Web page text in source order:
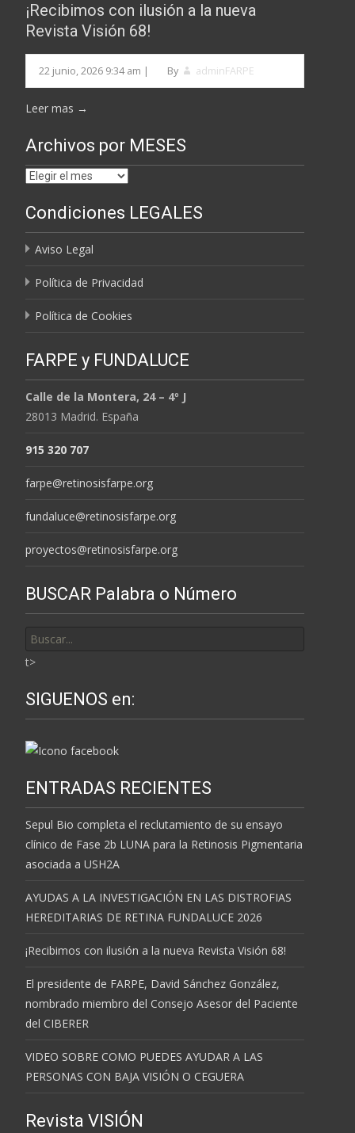
¡Recibimos con ilusión a la nueva
Revista Visión 68!
22 junio, 2026 9:34 am | By adminFARPE
Leer mas →
Archivos por MESES
Archivos
MESES
Condiciones LEGALES
Aviso Legal
Política de Privacidad
Política de Cookies
FARPE y FUNDALUCE
Calle de la Montera, 24 – 4º J
28013 Madrid. España
915 320 707
farpe@retinosisfarpe.org
fundaluce@retinosisfarpe.org
proyectos@retinosisfarpe.org
BUSCAR Palabra o Número
por:
t>
SIGUENOS en:
ENTRADAS RECIENTES
Sepul Bio completa el reclutamiento de su ensayo
clínico de Fase 2b LUNA para la Retinosis Pigmentaria
asociada a USH2A
AYUDAS A LA INVESTIGACIÓN EN LAS DISTROFIAS
HEREDITARIAS DE RETINA FUNDALUCE 2026
¡Recibimos con ilusión a la nueva Revista Visión 68!
El presidente de FARPE, David Sánchez González,
nombrado miembro del Consejo Asesor del Paciente
del CIBERER
VIDEO SOBRE COMO PUEDES AYUDAR A LAS
PERSONAS CON BAJA VISIÓN O CEGUERA
Revista VISIÓN